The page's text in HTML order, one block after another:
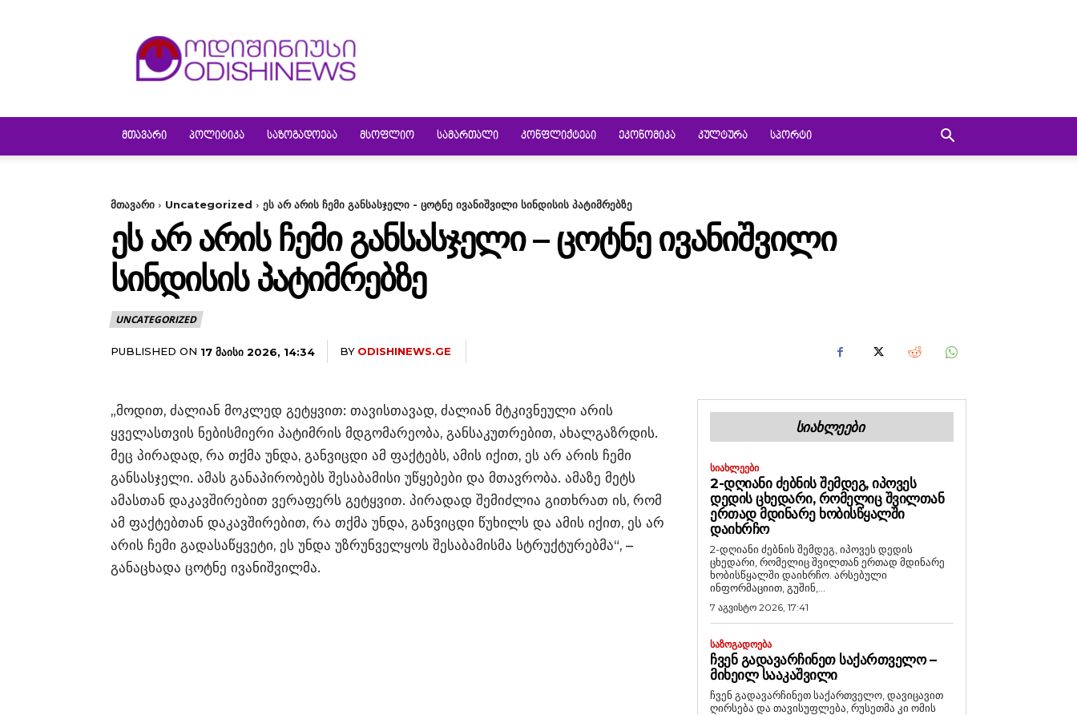
ᲛᲗᲐᲕᲐᲠᲘ ᲞᲝᲚᲘᲢᲘᲙᲐ ᲡᲐᲖᲝᲒᲐᲓᲝᲔᲑᲐ ᲛᲡᲝᲤᲚᲘᲝ ᲡᲐᲛᲐᲠᲗᲐᲚᲘ ᲙᲝᲜᲤᲚᲘᲥᲢᲔᲑᲘ ᲔᲙᲝᲜᲝᲛᲘᲙᲐ ᲙᲣᲚᲢᲣᲠᲐ ᲡᲞᲝᲠᲢᲘ
მთავარი Uncategorized ეს არ არის ჩემი განსასჯელი - ცოტნე ივანიშვილი სინდისის პატიმრებზე
ᲔᲡ ᲐᲠ ᲐᲠᲘᲡ ᲩᲔᲛᲘ ᲒᲐᲜᲡᲐᲡᲯᲔᲚᲘ – ᲪᲝᲢᲜᲔ ᲘᲕᲐᲜᲘᲨᲕᲘᲚᲘ
ᲡᲘᲜᲓᲘᲡᲘᲡ ᲞᲐᲢᲘᲛᲠᲔᲑᲖᲔ
UNCATEGORIZED
PUBLISHED ON 17 ᲛᲐᲘᲡᲘ 2026, 14:34 BY ODISHINEWS.GE
„მოდით, ძალიან მოკლედ გეტყვით: თავისთავად, ძალიან მტკივნეული არის
ყველასთვის ნებისმიერი პატიმრის მდგომარეობა, განსაკუთრებით, ახალგაზრდის.
მეც პირადად, რა თქმა უნდა, განვიცდი ამ ფაქტებს, ამის იქით, ეს არ არის ჩემი
განსასჯელი. ამას განაპირობებს შესაბამისი უწყებები და მთავრობა. ამაზე მეტს
ამასთან დაკავშირებით ვერაფერს გეტყვით. პირადად შემიძლია გითხრათ ის, რომ
ამ ფაქტებთან დაკავშირებით, რა თქმა უნდა, განვიცდი წუხილს და ამის იქით, ეს არ
არის ჩემი გადასაწყვეტი, ეს უნდა უზრუნველყოს შესაბამისმა სტრუქტურებმა“, –
განაცხადა ცოტნე ივანიშვილმა.
ᲡᲘᲐᲮᲚᲔᲔᲑᲘ
ᲡᲘᲐᲮᲚᲔᲔᲑᲘ
2-ᲓᲦᲘᲐᲜᲘ ᲫᲔᲑᲜᲘᲡ ᲨᲔᲛᲓᲔᲒ, ᲘᲞᲝᲕᲔᲡ
ᲓᲔᲓᲘᲡ ᲪᲮᲔᲓᲐᲠᲘ, ᲠᲝᲛᲔᲚᲘᲪ ᲨᲕᲘᲚᲗᲐᲜ
ᲔᲠᲗᲐᲓ ᲛᲓᲘᲜᲐᲠᲔ ᲮᲝᲑᲘᲡᲬᲧᲐᲚᲨᲘ
ᲓᲐᲘᲮᲠᲩᲝ
2-დღიანი ძებნის შემდეგ, იპოვეს დედის
ცხედარი, რომელიც შვილთან ერთად მდინარე
ხობისწყალში დაიხრჩო. არსებული
ინფორმაციით, გუშინ,...
7 აგვისტო 2026, 17:41
ᲡᲐᲖᲝᲒᲐᲓᲝᲔᲑᲐ
ᲩᲕᲔᲜ ᲒᲐᲓᲐᲕᲐᲠᲩᲘᲜᲔᲗ ᲡᲐᲥᲐᲠᲗᲕᲔᲚᲝ –
ᲛᲘᲮᲔᲘᲚ ᲡᲐᲐᲙᲐᲨᲕᲘᲚᲘ
ჩვენ გადავარჩინეთ საქართველო, დავიცავით
ღირსება და თავისუფლება, რუსეთმა კი ომის